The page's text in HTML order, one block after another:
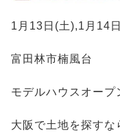
1月13日(土),1月14
富田林市楠風台
モデルハウスオー
大阪で土地を探すな